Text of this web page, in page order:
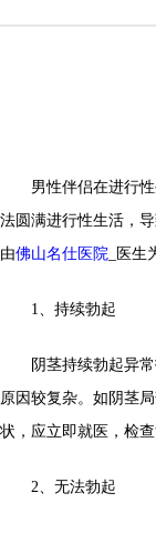
男性伴侣在进行性
法圆满进行性生活，
由佛山名仕医院 _医
1、持续勃起
阴茎持续勃起异常
原因较复杂。如阴茎
状，应立即就医，检
2、无法勃起